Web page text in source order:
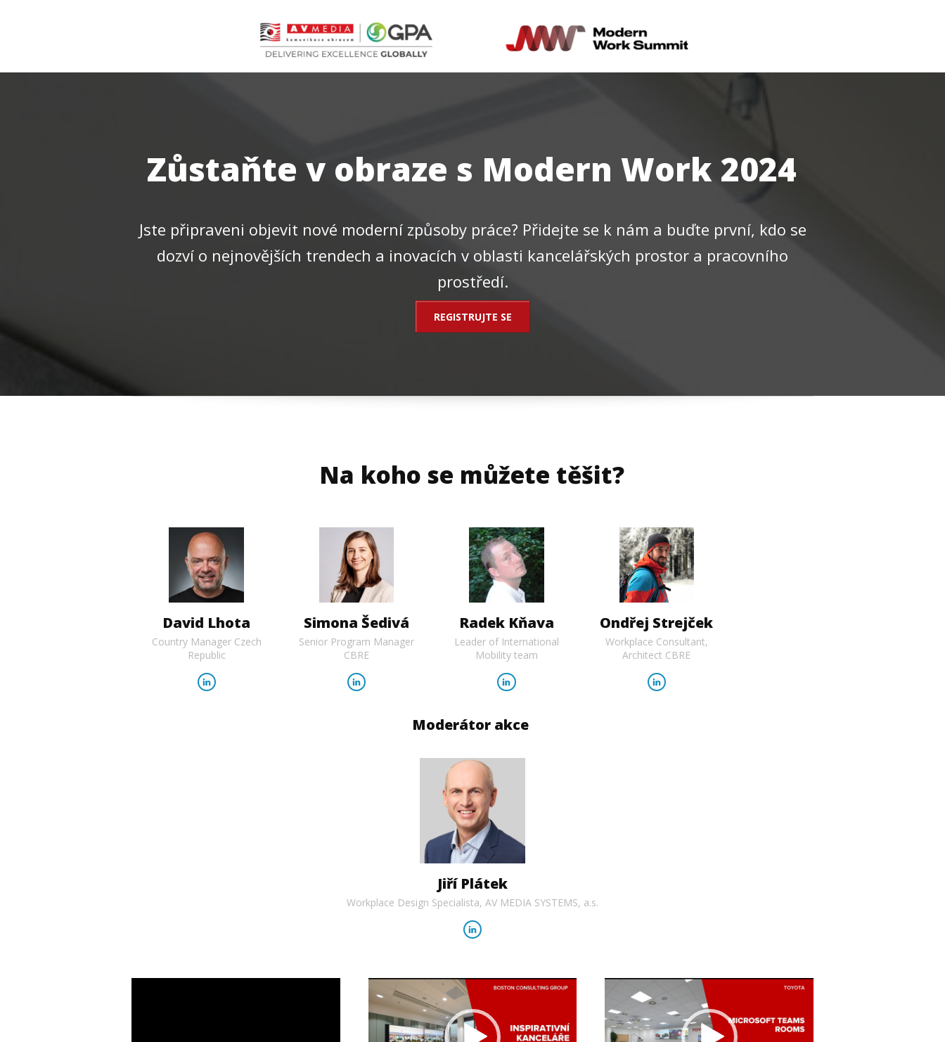
Zůstaňte v obraze s Modern Work 2024
Jste připraveni objevit nové moderní způsoby práce? Přidejte se k nám a buďte první, kdo se
dozví o nejnovějších trendech a inovacích v oblasti kancelářských prostor a pracovního
prostředí.
REGISTRUJTE SE
Na koho se můžete těšit?
David Lhota
Country Manager Czech
Republic
Simona Šedivá
Senior Program Manager
CBRE
Radek Kňava
Leader of International
Mobility team
Ondřej Strejček
Workplace Consultant,
Architect CBRE
Moderátor akce
Jiří Plátek
Workplace Design Specialista, AV MEDIA SYSTEMS, a.s.
Video
přehrávač
přehrávač